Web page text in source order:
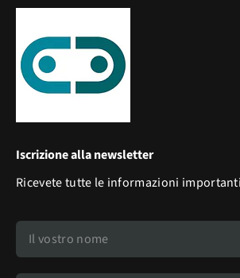
Iscrizione alla newsletter
Ricevete tutte le informazioni